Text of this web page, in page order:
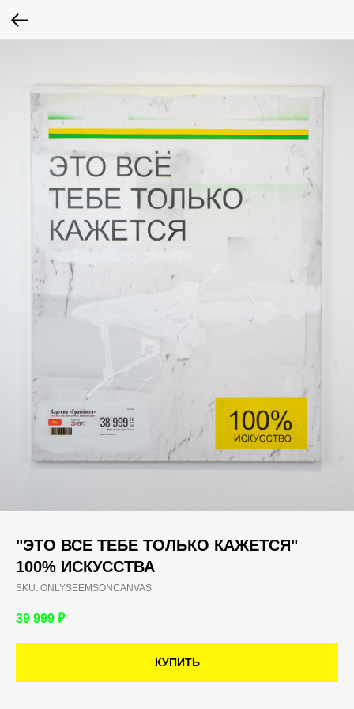
"ЭТО ВСЕ ТЕБЕ ТОЛЬКО КАЖЕТСЯ"
100% ИСКУССТВА
SKU: ONLYSEEMSONCANVAS
39 999 ₽
КУПИТЬ